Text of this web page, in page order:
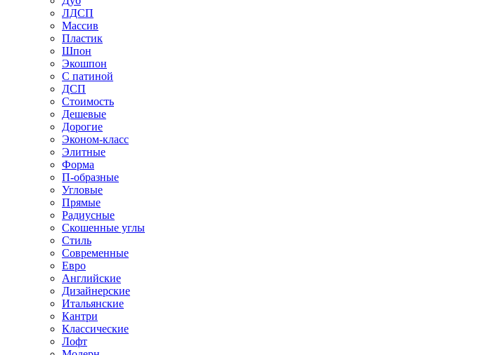
ЛДСП
Массив
Пластик
Шпон
Экошпон
С патиной
ДСП
Стоимость
Дешевые
Дорогие
Эконом-класс
Элитные
Форма
П-образные
Угловые
Прямые
Радиусные
Скошенные углы
Стиль
Современные
Евро
Английские
Дизайнерские
Итальянские
Кантри
Классические
Лофт